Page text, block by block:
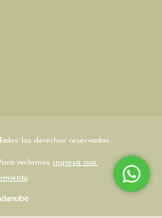
los derechos reservados.
reclamos ingresá acá.